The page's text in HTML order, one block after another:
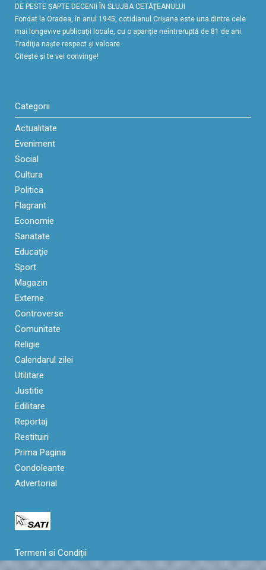
DE PESTE ŞAPTE DECENII ÎN SLUJBA CETĂŢEANULUI
Fondat la Oradea, în anul 1945, cotidianul Crişana este una dintre cele
mai longevive publicaţii locale, cu o apariţie neîntreruptă de 81 de ani.
Tradiţia naşte respect şi valoare.
Citeşte şi te vei convinge!
Categorii
Actualitate
Eveniment
Social
Cultura
Politica
Flagrant
Economie
Sanatate
Educaţie
Sport
Magazin
Externe
Controverse
Comunitate
Religie
Calendarul zilei
Utilitare
Justitie
Edilitare
Reportaj
Restituiri
Prima Pagina
Condoleante
Advertorial
Termeni si Condiții